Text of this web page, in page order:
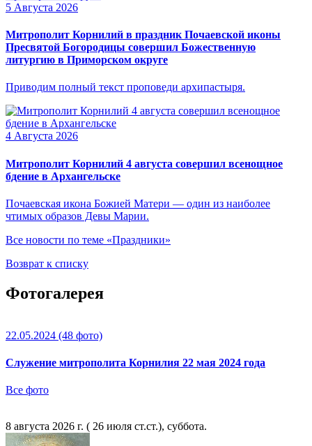
5 Августа 2026
Митрополит Корнилий в праздник Почаевской иконы
Пресвятой Богородицы совершил Божественную
литургию в Приморском округе
Приводим полный текст проповеди архипастыря.
4 Августа 2026
Митрополит Корнилий 4 августа совершил всенощное
бдение в Архангельске
Почаевская икона Божией Матери — один из наиболее
чтимых образов Девы Марии.
Все новости по теме «Праздники»
Возврат к списку
Фотогалерея
22.05.2024 (48 фото)
Служение митрополита Корнилия 22 мая 2024 года
Все фото
8 августа 2026 г. ( 26 июля ст.ст.), суббота.